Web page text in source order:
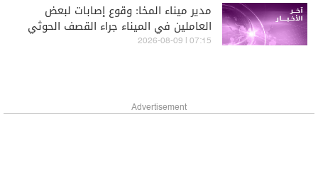
مدير ميناء المخا: وقوع إصابات لبعض
العاملين في الميناء جراء القصف الحوثي
07:15 | 2026-08-09
Advertisement